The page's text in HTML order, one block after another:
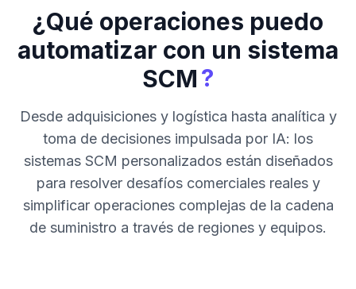
¿Qué operaciones puedo
automatizar con un sistema
SCM?
Desde adquisiciones y logística hasta analítica y
toma de decisiones impulsada por IA: los
sistemas SCM personalizados están diseñados
para resolver desafíos comerciales reales y
simplificar operaciones complejas de la cadena
de suministro a través de regiones y equipos.